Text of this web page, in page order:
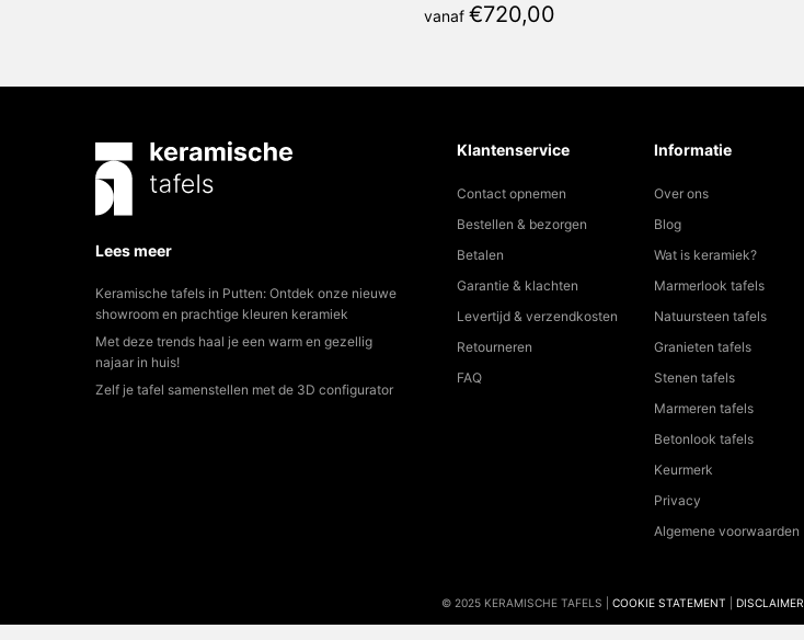
vanaf €720,00
Lees meer
Keramische tafels in Putten: Ontdek onze nieuwe
showroom en prachtige kleuren keramiek
Met deze trends haal je een warm en gezellig
najaar in huis!
Zelf je tafel samenstellen met de 3D configurator
Klantenservice
Contact opnemen
Bestellen & bezorgen
Betalen
Garantie & klachten
Levertijd & verzendkosten
Retourneren
FAQ
Informatie
Over ons
Blog
Wat is keramiek?
Marmerlook tafels
Natuursteen tafels
Granieten tafels
Stenen tafels
Marmeren tafels
Betonlook tafels
Keurmerk
Privacy
Algemene voorwaarden
© 2025 KERAMISCHE TAFELS | COOKIE STATEMENT DISCLAIMER